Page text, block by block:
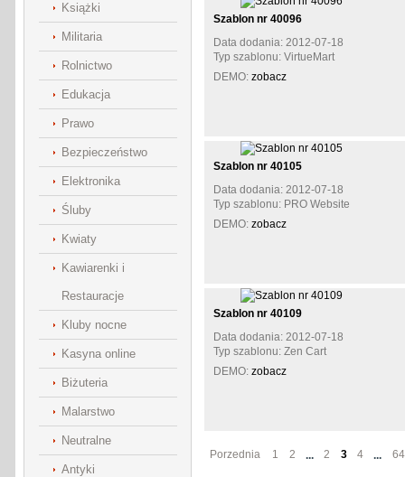
Książki
Militaria
Rolnictwo
Edukacja
Prawo
Bezpieczeństwo
Elektronika
Śluby
Kwiaty
Kawiarenki i
Restauracje
Kluby nocne
Kasyna online
Biżuteria
Malarstwo
Neutralne
Antyki
Szablon nr 40096
Data dodania: 2012-07-18
Typ szablonu: VirtueMart
DEMO: zobacz
Szablon nr 40105
Data dodania: 2012-07-18
Typ szablonu: PRO Website
DEMO: zobacz
Szablon nr 40109
Data dodania: 2012-07-18
Typ szablonu: Zen Cart
DEMO: zobacz
Porzednia 1 2 ... 2 3 4 ... 64